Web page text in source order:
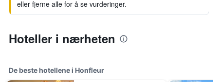
eller fjerne alle for å se vurderinger.
Hoteller i nærheten
De beste hotellene i Honfleur